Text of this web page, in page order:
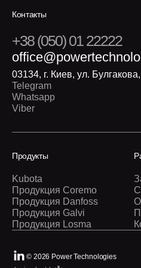
Продукты
Kubota
Продукция Coremo
Продукция Danfoss
Продукция Galvi
Продукция Losma
О
Контакты
+38 (050) 01 22222
03134, г. Киев, ул.
Telegram
Whatsapp
Viber
© 2026 Power Technologies